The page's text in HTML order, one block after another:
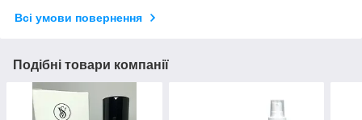
Всі умови повернення
Подібні товари компанії